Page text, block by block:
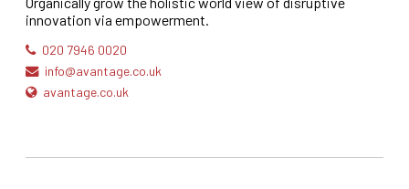
innovation via empowerment.
020 7946 0020
info@avantage.co.uk
avantage.co.uk